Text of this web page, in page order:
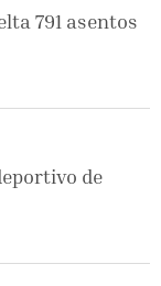
791 asentos
de